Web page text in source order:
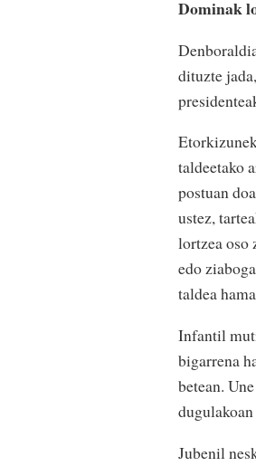
Dominak
dituzte
taldeetako
postuan
ustez,
lortzea oso
edo
taldea
Infantil
bigarrena
betean.
Jubenil